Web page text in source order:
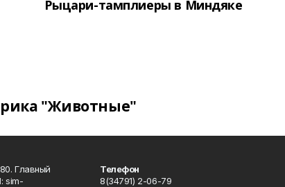
Рыцари-тамплиеры в Миндяке
"Животные"
Главный
sim-
Телефон
8(34791) 2-06-79